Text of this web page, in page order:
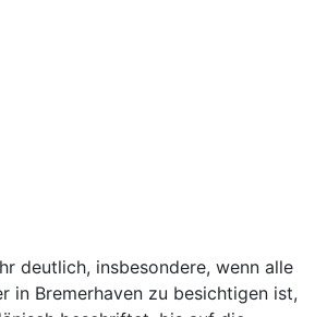
deutlich, insbesondere, wenn alle
in Bremerhaven zu besichtigen ist,